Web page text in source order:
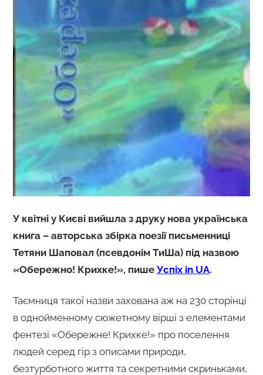
У квітні у Києві вийшла з друку нова українська
книга – авторська збірка поезії письменниці
Тетяни Шаповал (псевдонім ТиШа) під назвою
«Обережно! Крихке!», пише Успіх in UA.
Таємниця такої назви захована аж на 230 сторінці
в однойменному сюжетному вірші з елементами
фентезі «Обережне! Крихке!» про поселення
людей серед гір з описами природи,
безтурботного життя та секретними скриньками,